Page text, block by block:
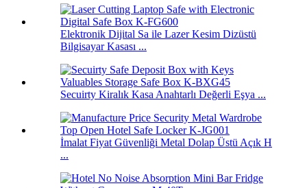
Elektronik Dijital Sa ile Lazer Kesim Dizüstü
Bilgisayar Kasası ...
Secuirty Kiralık Kasa Anahtarlı Değerli Eşya ...
İmalat Fiyat Güvenliği Metal Dolap Üstü Açık H
...